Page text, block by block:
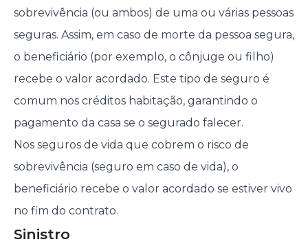
sobrevivência (ou ambos) de uma ou várias pessoas
seguras. Assim, em caso de morte da pessoa segura,
o beneficiário (por exemplo, o cônjuge ou filho)
recebe o valor acordado. Este tipo de seguro é
comum nos créditos habitação, garantindo o
pagamento da casa se o segurado falecer.
Nos seguros de vida que cobrem o risco de
sobrevivência (seguro em caso de vida), o
beneficiário recebe o valor acordado se estiver vivo
no fim do contrato.
Sinistro